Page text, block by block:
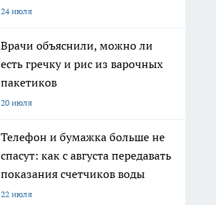
24 июля
Врачи объяснили, можно ли
есть гречку и рис из варочных
пакетиков
20 июля
Телефон и бумажка больше не
спасут: как с августа передавать
показания счетчиков воды
22 июля